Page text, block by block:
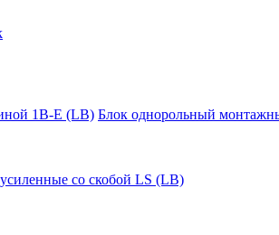
1B-E (LB) Блок однорольный
со скобой LS (LB)